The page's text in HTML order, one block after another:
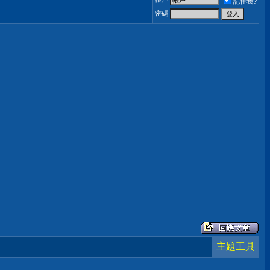
密碼
主題工具